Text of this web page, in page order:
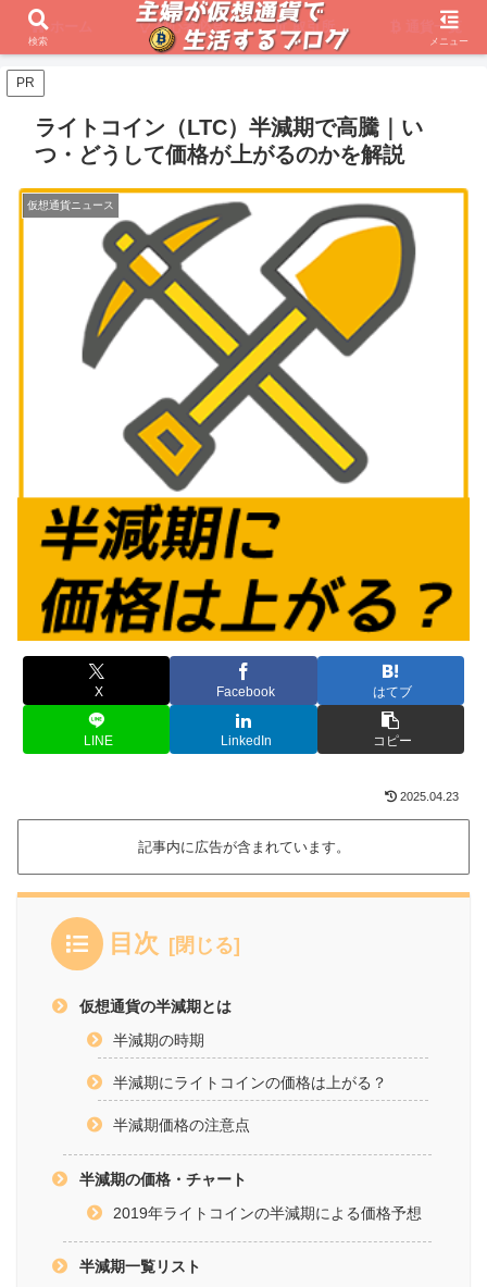
ホーム 初心者必見 取引所 通貨一覧
PR
ライトコイン（LTC）半減期で高騰｜い
つ・どうして価格が上がるのかを解説
仮想通貨ニュース
X Facebook はてブ
LINE LinkedIn コピー
2025.04.23
記事内に広告が含まれています。
目次
仮想通貨の半減期とは
半減期の時期
半減期にライトコインの価格は上がる？
半減期価格の注意点
半減期の価格・チャート
2019年ライトコインの半減期による価格予想
半減期一覧リスト
検索 メニュー